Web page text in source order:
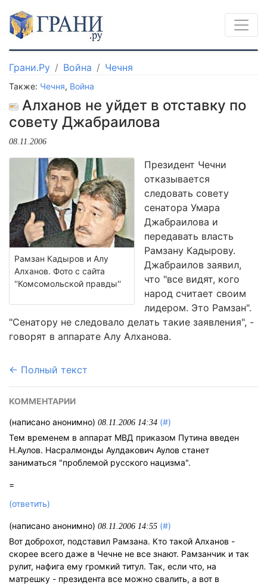
Грани.Ру Война Чечня
Также: Чечня, Война
Алханов не уйдет в отставку по
совету Джабраилова
08.11.2006
Рамзан Кадыров и Алу
Алханов. Фото с сайта
''Комсомольской правды''
Президент Чечни
отказывается
следовать совету
сенатора Умара
Джабраилова и
передавать власть
Рамзану Кадырову.
Джабраилов заявил,
что "все видят, кого
народ считает своим
лидером. Это Рамзан".
"Сенатору не следовало делать такие заявления", -
говорят в аппарате Алу Алханова.
← Полный текст
КОММЕНТАРИИ
(написано анонимно) 08.11.2006 14:34 (#)
Тем временем в аппарат МВД приказом Путина введен
Н.Аулов. Насралмонды Аулдакович Аулов станет
заниматься "проблемой русского нацизма".
=
(ответить)
(написано анонимно) 08.11.2006 14:55 (#)
Вот доброхот, подставил Рамзана. Кто такой Алханов -
скорее всего даже в Чечне не все знают. Рамзанчик и так
рулит, нафига ему громкий титул. Так, если что, на
матрешку - президента все можно свалить, а вот в